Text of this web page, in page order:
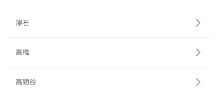
濘石
高橋
高間谷